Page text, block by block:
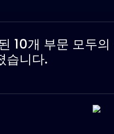
10개 부문 모두
습니다.